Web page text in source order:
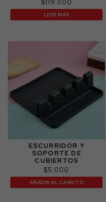
$119.000
LEER MÁS
ESCURRIDOR Y
SOPORTE DE
CUBIERTOS
$5.000
AÑADIR AL CARRITO